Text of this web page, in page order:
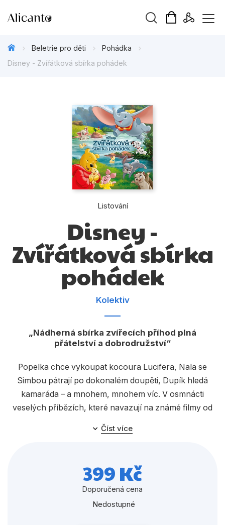
Připravujeme
Tipy redakce
Beletrie pro děti
Beletrie pro dospělé
Dárkové publikace
Dárkové zboží
Komiks
Křížovky
Kuchařky
Počítače
Poezie
Populárně - naučná pro dospělé
Příroda a zahrada
Beletrie pro děti
Pohádka
Disney - Zvířátková sbírka pohádek
Listování
Disney -
Zvířátková sbírka
pohádek
Kolektiv
Nádherná sbírka zvířecích příhod plná
přátelství a dobrodružství
Popelka chce vykoupat kocoura Lucifera, Nala se
Simbou pátrají po dokonalém doupěti, Dupík hledá
kamaráda – a mnohem, mnohem víc. V osmnácti
veselých příbězích, které navazují na známé filmy od
čtenáři prožijí napínavé příběhy se zvířátky z
zvířecí dobrodružství právě začínají!
Číst více
399 Kč
Doporučená cena
Nedostupné